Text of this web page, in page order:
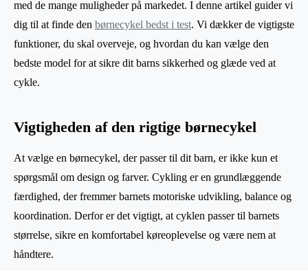
med de mange muligheder på markedet. I denne artikel guider vi
dig til at finde den børnecykel bedst i test. Vi dækker de vigtigste
funktioner, du skal overveje, og hvordan du kan vælge den
bedste model for at sikre dit barns sikkerhed og glæde ved at
cykle.
Vigtigheden af den rigtige børnecykel
At vælge en børnecykel, der passer til dit barn, er ikke kun et
spørgsmål om design og farver. Cykling er en grundlæggende
færdighed, der fremmer barnets motoriske udvikling, balance og
koordination. Derfor er det vigtigt, at cyklen passer til barnets
størrelse, sikre en komfortabel køreoplevelse og være nem at
håndtere.